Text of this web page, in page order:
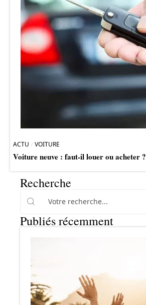
ACTU VOITURE
Voiture neuve : faut-il louer ou acheter ?
Recherche
Publiés récemment